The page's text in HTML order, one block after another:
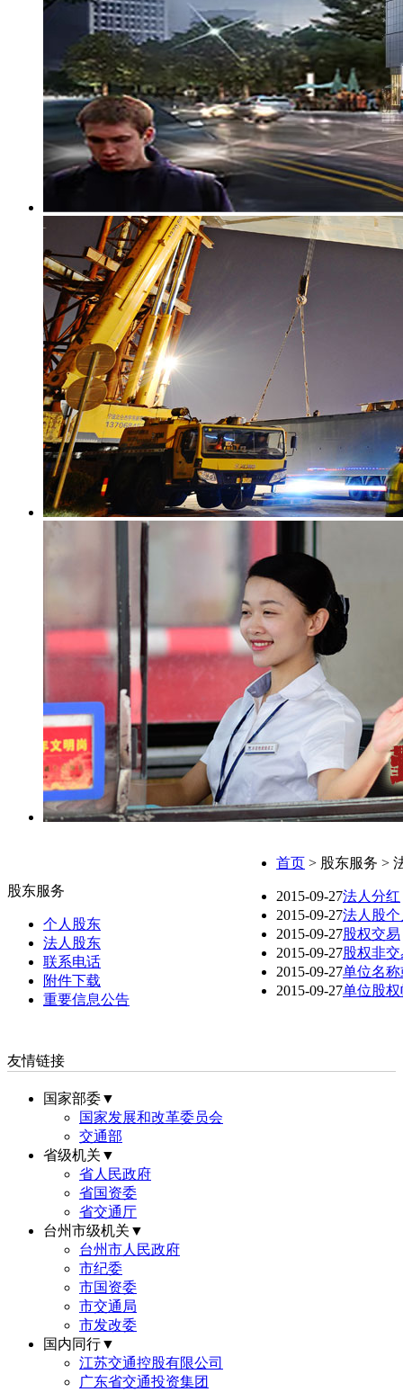
股东服务
个人股东
法人股东
联系电话
附件下载
重要信息公告
首页 > 股东服务 >
2015-09-27法人分红
2015-09-27法人股
2015-09-27股权交易
2015-09-27股权非
2015-09-27单位名
2015-09-27单位股
友情链接
国家部委▼
国家发展和改革委员会
交通部
省级机关▼
省人民政府
省国资委
省交通厅
台州市级机关▼
台州市人民政府
市纪委
市国资委
市交通局
市发改委
国内同行▼
江苏交通控股有限公司
广东省交通投资集团